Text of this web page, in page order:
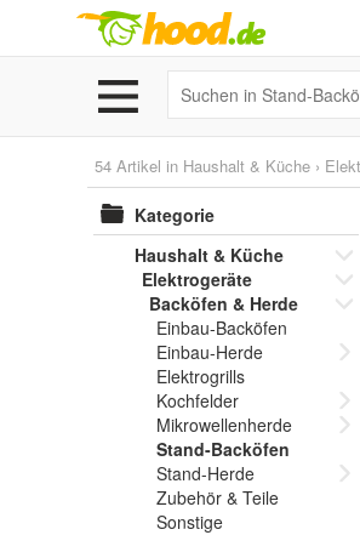
54 Artikel in Haushalt & Küche ›
Kategorie
Haushalt & Küche
Elektrogeräte
Backöfen & Herde
Einbau-Backöfen
Einbau-Herde
Elektrogrills
Kochfelder
Mikrowellenherde
Stand-Backöfen
Stand-Herde
Zubehör & Teile
Sonstige